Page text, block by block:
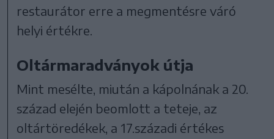
restaurátor erre a megmentésre váró
helyi értékre.
Oltármaradványok útja
Mint mesélte, miután a kápolnának a 20.
század elején beomlott a teteje, az
oltártöredékek, a 17.századi értékes